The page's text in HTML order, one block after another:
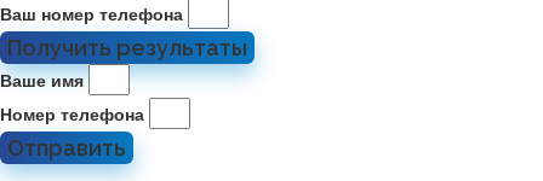
Ваш номер телефона
Получить результаты
Ваше имя
Номер телефона
Отправить